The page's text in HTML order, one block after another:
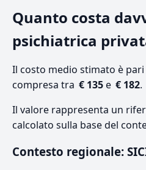
Quanto costa
psichiatrica
Il costo medio stimato è pari
compresa tra € 135e € 182.
Il valore rappresenta un
calcolato sulla base del
Contesto regionale: